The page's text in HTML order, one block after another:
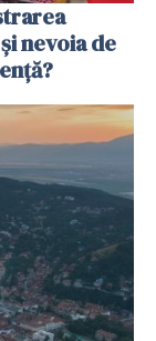
nevoia de